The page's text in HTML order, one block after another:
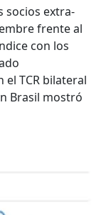
socios extra-
frente al
con los
el TCR bilateral
Brasil mostró